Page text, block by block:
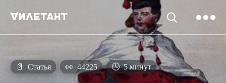
📄 Статья 👀 44225 🕓 5 минут